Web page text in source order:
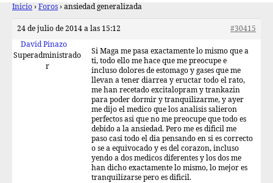
Inicio › Foros › ansiedad generalizada
24 de julio de 2014 a las 15:12
#30415
David Pinazo
Superadministrado
r
Si Maga me pasa exactamente lo mismo que a
ti, todo ello me hace que me preocupe e
incluso dolores de estomago y gases que me
llevan a tener diarrea y eructar todo el rato,
me han recetado excitalopram y trankazin
para poder dormir y tranquilizarme, y ayer
me dijo el medico que los analisis salieron
perfectos asi que no me preocupe que todo es
debido a la ansiedad. Pero me es dificil me
paso casi todo el dia pensando en si es correcto
o se a equivocado y es del corazon, incluso
yendo a dos medicos diferentes y los dos me
han dicho exactamente lo mismo, lo mejor es
tranquilizarse pero es dificil.